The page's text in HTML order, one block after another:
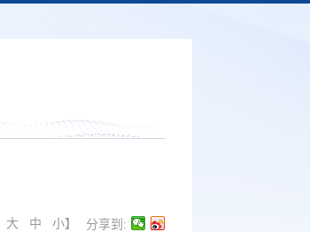
分享到:
大 中 小】